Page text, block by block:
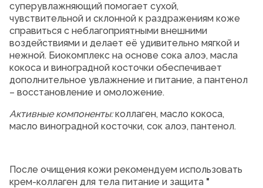
суперувлажняющий помогает сухой,
чувствительной и склонной к раздражениям коже
справиться с неблагоприятными внешними
воздействиями и делает её удивительно мягкой и
нежной. Биокомплекс на основе сока алоэ, масла
кокоса и виноградной косточки обеспечивает
дополнительное увлажнение и питание, а пантенол
– восстановление и омоложение.
Активные компоненты:коллаген, масло кокоса,
масло виноградной косточки, сок алоэ, пантенол.
После очищения кожи рекомендуем использовать
крем-коллаген для тела питание и защита "